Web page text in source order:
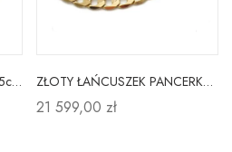
Złoty 585 Łańcuszek Modny 45cm na Prezent ZŁOTY ŁAŃCUSZEK PANCERKA PEŁNA 60 cm
21 599,00 zł